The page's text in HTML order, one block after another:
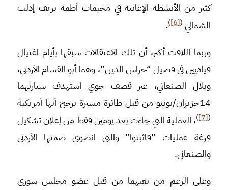
كثير من الأنشطة الإغاثية في مخيمات أطمة بريف إدلب
الشمالي (
[6]
)
.
وربما اللافت أكثر، أن تلك الاعتقالات سبقها بأيام اغتيال
قياديين في فصيل “حراس الدين”، وهما أبو القسام الأردني،
وبلال الصنعاني، عبر قصف جوي استهدف سيارتهما
14حزيران/يونيو من قبل طائرة مسيرة يرجح أنها أمريكية
(
[7]
)، العملية التي جاءت بعد يومين فقط من إعلان تشكيل
فرغة عمليات “فاثبتوا” والتي انضوى ضمنها الأردني
والصنعاني.
وعلى الرغم من نعيهما من قبل عضو مجلس شورى